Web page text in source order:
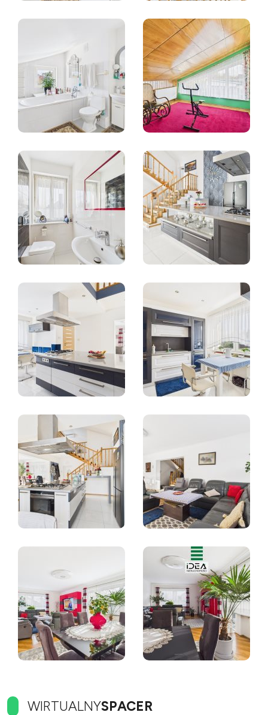
WIRTUALNYSPACER